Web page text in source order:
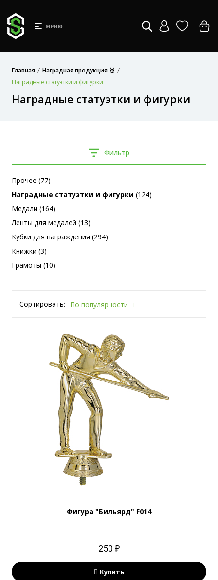
меню
Главная
Наградная продукция 🥇
Наградные статуэтки и фигурки
Наградные статуэтки и фигурки
Фильтр
Прочее (77)
Наградные статуэтки и фигурки (124)
Медали (164)
Ленты для медалей (13)
Кубки для награждения (294)
Книжки (3)
Грамоты (10)
Сортировать: По популярности
Фигура "Бильярд" F014
250 ₽
Купить